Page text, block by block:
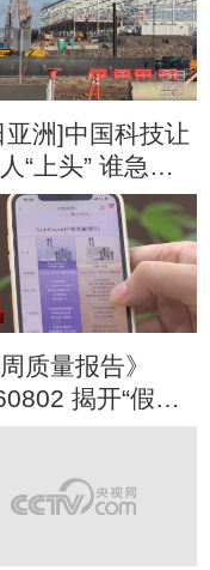
亚洲]中国科技让
“上头” 谁急
周质量报告》
揭开“假洋
真面目